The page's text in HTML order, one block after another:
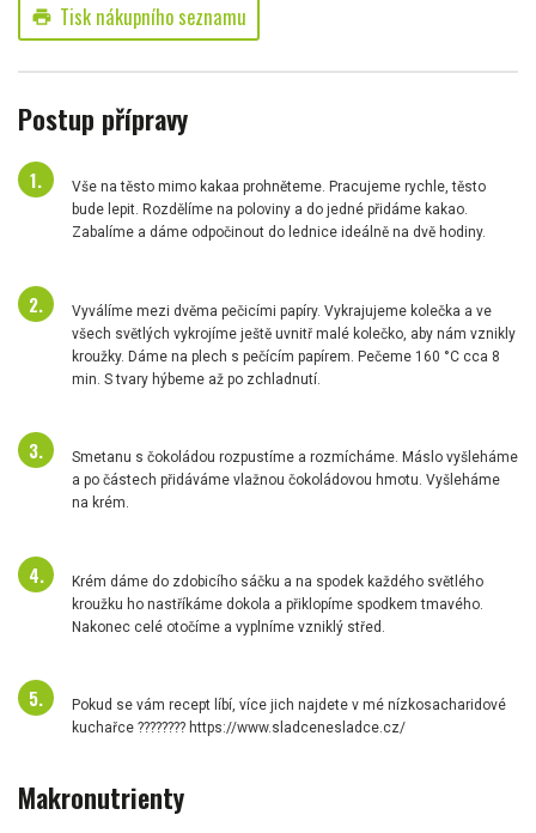
print Tisk nákupního seznamu
Postup přípravy
Vše na těsto mimo kakaa prohněteme. Pracujeme rychle, těsto
bude lepit. Rozdělíme na poloviny a do jedné přidáme kakao.
Zabalíme a dáme odpočinout do lednice ideálně na dvě hodiny.
Vyválíme mezi dvěma pečicími papíry. Vykrajujeme kolečka a ve
všech světlých vykrojíme ještě uvnitř malé kolečko, aby nám vznikly
kroužky. Dáme na plech s pečícím papírem. Pečeme 160 °C cca 8
min. S tvary hýbeme až po zchladnutí.
Smetanu s čokoládou rozpustíme a rozmícháme. Máslo vyšleháme
a po částech přidáváme vlažnou čokoládovou hmotu. Vyšleháme
na krém.
Krém dáme do zdobicího sáčku a na spodek každého světlého
kroužku ho nastříkáme dokola a přiklopíme spodkem tmavého.
Nakonec celé otočíme a vyplníme vzniklý střed.
Pokud se vám recept líbí, více jich najdete v mé nízkosacharidové
kuchařce ???????? https://www.sladcenesladce.cz/
Makronutrienty